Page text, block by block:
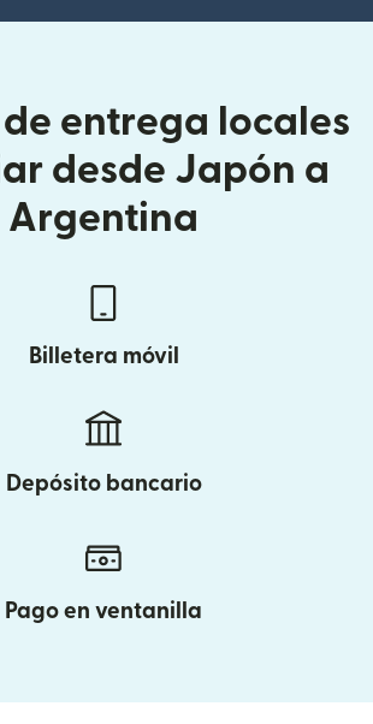
de entrega locales
desde Japón a
Argentina
Billetera móvil
Depósito bancario
Pago en ventanilla